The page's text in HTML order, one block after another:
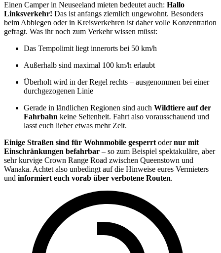
Einen Camper in Neuseeland mieten bedeutet auch: Hallo
Linksverkehr! Das ist anfangs ziemlich ungewohnt. Besonders
beim Abbiegen oder in Kreisverkehren ist daher volle Konzentration
gefragt. Was ihr noch zum Verkehr wissen müsst:
Das Tempolimit liegt innerorts bei 50 km/h
Außerhalb sind maximal 100 km/h erlaubt
Überholt wird in der Regel rechts – ausgenommen bei einer
durchgezogenen Linie
Gerade in ländlichen Regionen sind auch Wildtiere auf der
Fahrbahn keine Seltenheit. Fahrt also vorausschauend und
lasst euch lieber etwas mehr Zeit.
Einige Straßen sind für Wohnmobile gesperrt odernur mit
Einschränkungen befahrbar – so zum Beispiel spektakuläre, aber
sehr kurvige Crown Range Road zwischen Queenstown und
Wanaka. Achtet also unbedingt auf die Hinweise eures Vermieters
und informiert euch vorab über verbotene Routen.